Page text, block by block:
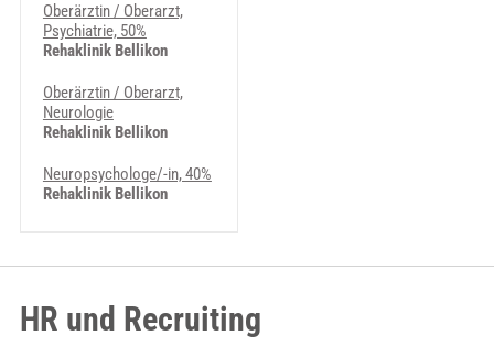
Oberärztin / Oberarzt,
Psychiatrie, 50%
Rehaklinik Bellikon
Oberärztin / Oberarzt,
Neurologie
Rehaklinik Bellikon
Neuropsychologe/-in, 40%
Rehaklinik Bellikon
HR und Recruiting